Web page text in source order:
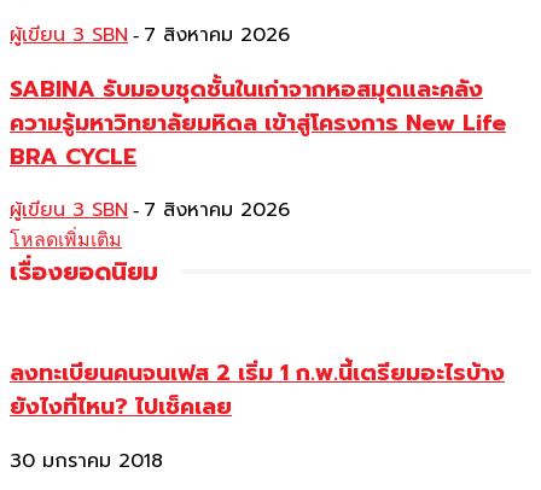
ผู้เขียน 3 SBN - 7 สิงหาคม 2026
SABINA รับมอบชุดชั้นในเก่าจากหอสมุดและคลัง
ความรู้มหาวิทยาลัยมหิดล เข้าสู่โครงการ New Life
BRA CYCLE
ผู้เขียน 3 SBN - 7 สิงหาคม 2026
โหลดเพิ่มเติม
เรื่องยอดนิยม
ลงทะเบียนคนจนเฟส 2 เริ่ม 1 ก.พ.นี้เตรียมอะไรบ้าง
ยังไงที่ไหน? ไปเช็คเลย
30 มกราคม 2018